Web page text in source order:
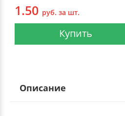
1.50 руб. за шт.
Купить
Описание